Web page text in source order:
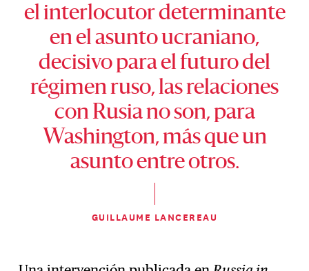
el interlocutor determinante
en el asunto ucraniano,
decisivo para el futuro del
régimen ruso, las relaciones
con Rusia no son, para
Washington, más que un
asunto entre otros.
GUILLAUME LANCEREAU